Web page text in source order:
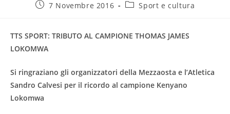
7 Novembre 2016 Sport e cultura
TTS SPORT: TRIBUTO AL CAMPIONE THOMAS JAMES
LOKOMWA
Si ringraziano gli organizzatori della Mezzaosta e l’Atletica
Sandro Calvesi per il ricordo al campione Kenyano
Lokomwa